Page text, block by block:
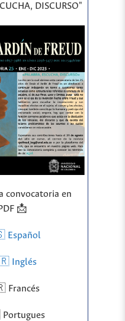
DISCURSO"
convocatoria en
PDF 📩
Inglés